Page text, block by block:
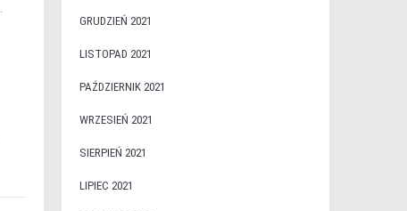
GRUDZIEŃ 2021
LISTOPAD 2021
PAŹDZIERNIK 2021
WRZESIEŃ 2021
SIERPIEŃ 2021
LIPIEC 2021